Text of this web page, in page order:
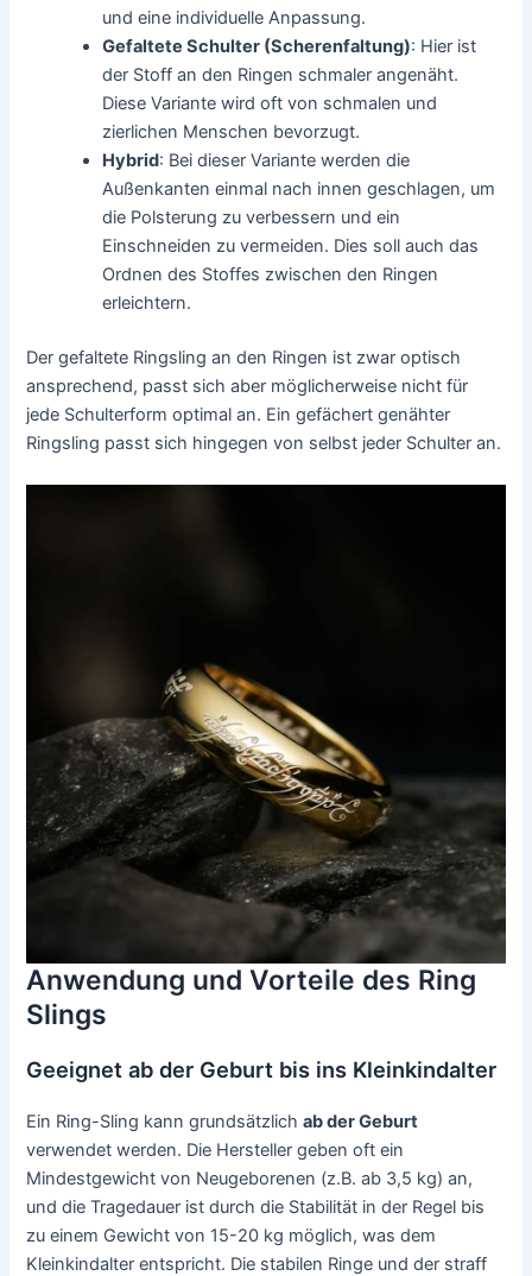
und eine individuelle Anpassung.
Gefaltete Schulter (Scherenfaltung): Hier ist
der Stoff an den Ringen schmaler angenäht.
Diese Variante wird oft von schmalen und
zierlichen Menschen bevorzugt.
Hybrid: Bei dieser Variante werden die
Außenkanten einmal nach innen geschlagen, um
die Polsterung zu verbessern und ein
Einschneiden zu vermeiden. Dies soll auch das
Ordnen des Stoffes zwischen den Ringen
erleichtern.
Der gefaltete Ringsling an den Ringen ist zwar optisch
ansprechend, passt sich aber möglicherweise nicht für
jede Schulterform optimal an. Ein gefächert genähter
Ringsling passt sich hingegen von selbst jeder Schulter an.
Anwendung und Vorteile des Ring
Slings
Geeignet ab der Geburt bis ins Kleinkindalter
Ein Ring-Sling kann grundsätzlichab der Geburt
verwendet werden. Die Hersteller geben oft ein
Mindestgewicht von Neugeborenen (z.B. ab 3,5 kg) an,
und die Tragedauer ist durch die Stabilität in der Regel bis
zu einem Gewicht von 15-20 kg möglich, was dem
Kleinkindalter entspricht. Die stabilen Ringe und der straff